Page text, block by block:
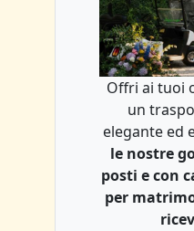
Offri ai tuoi
un
elegante ed
le nostre
posti e con
per